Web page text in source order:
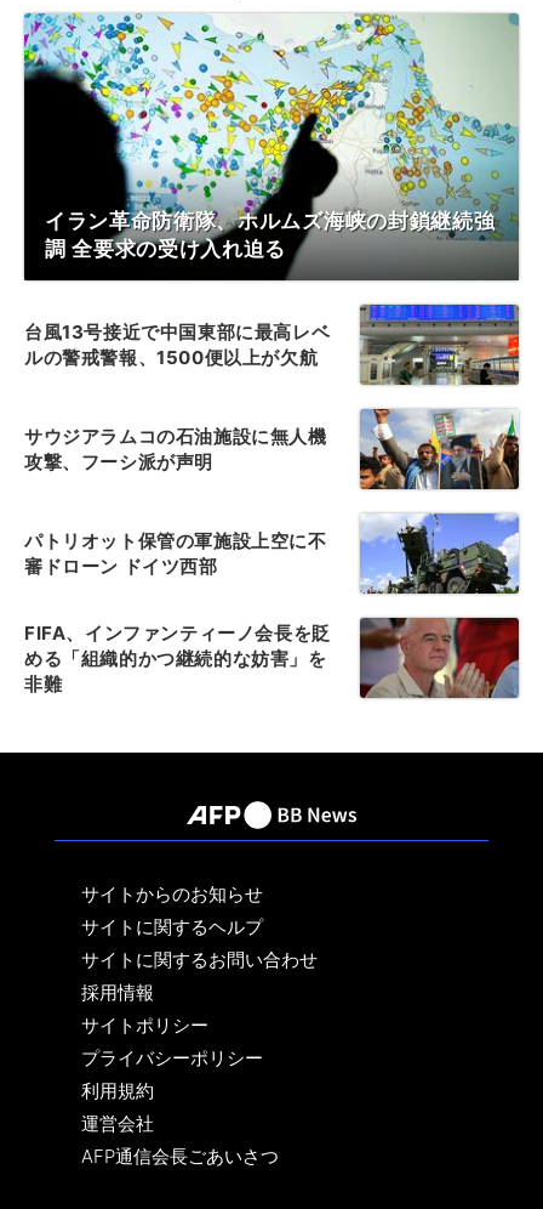
イラン革命防衛隊、ホルムズ海峡の封鎖継続強
調 全要求の受け入れ迫る
台風13号接近で中国東部に最高レベ
ルの警戒警報、1500便以上が欠航
サウジアラムコの石油施設に無人機
攻撃、フーシ派が声明
パトリオット保管の軍施設上空に不
審ドローン ドイツ西部
FIFA、インファンティーノ会長を貶
める「組織的かつ継続的な妨害」を
非難
サイトからのお知らせ
サイトに関するヘルプ
サイトに関するお問い合わせ
採用情報
サイトポリシー
プライバシーポリシー
利用規約
運営会社
AFP通信会長ごあいさつ